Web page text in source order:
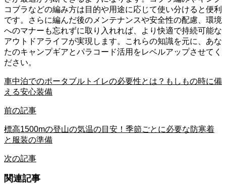
コブラなどの編み方は目的や用途に応じて使い分けると便利
です。さらに編んだ後のメンテナンスや安全性の配慮、環境
へのマナーも忘れずに取り入れれば、より快適で持続可能な
アウトドアライフが実現します。これらの知識を元に、あな
たのキャンプギアとパラコード活用をレベルアップさせてく
ださい。
車中泊でのポータブルトイレの必要性とは？もしもの時に備
える安心装備
前の記事
標高1500mの登山の気温の目安！季節ごとに必要な防寒着
と服装の準備
次の記事
関連記事